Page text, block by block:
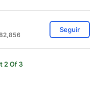
Seguir
2 Of 3